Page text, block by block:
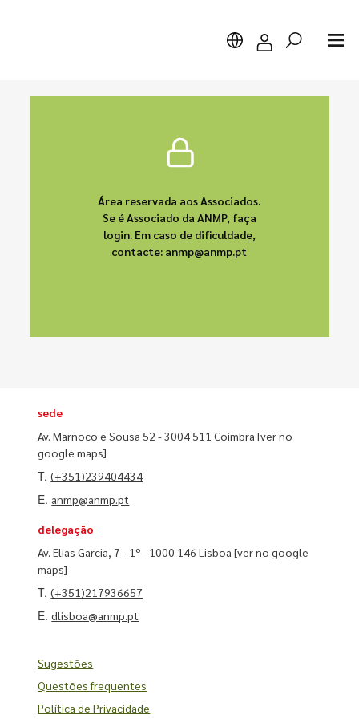
Área reservada aos Associados.
Se é Associado da ANMP, faça
login. Em caso de dificuldade,
contacte: anmp@anmp.pt
sede
Av. Marnoco e Sousa 52 - 3004 511 Coimbra[ver no
google maps]
T.(+351)239404434
E. anmp@anmp.pt
delegação
Av. Elias Garcia, 7 - 1º - 1000 146 Lisboa[ver no google
maps]
T.(+351)217936657
E.dlisboa@anmp.pt
Sugestões
Questões frequentes
Política de Privacidade